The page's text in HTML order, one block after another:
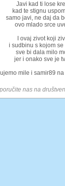
Javi kad ti lose
kad te stignu
samo javi, ne daj da
ovo mlado srce
I ovaj zivot koji
i sudbinu s kojom se
sve bi dala milo
jer i onako sve je
mile i samir89
nas na